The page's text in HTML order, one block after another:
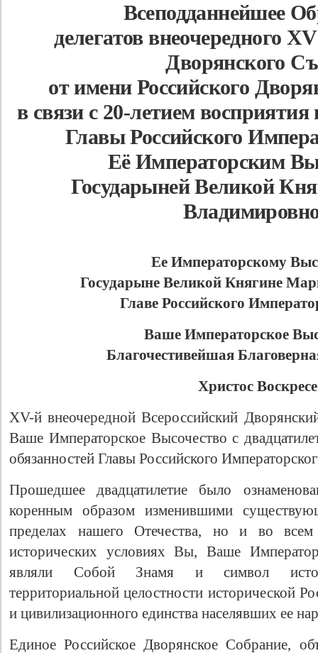
Всеподданнейшее
делегатов внеочередного
Дворянского
от имени Российского
в связи с 20-летием восприятия
Главы Российского
Её Императорским
Государыней Великой
Ее Императорскому
Государыне Великой Княгине
Главе Российского
Ваше Императорское
Благочестивейшая
Христос
XV-й внеочередной Всероссийский
Ваше Императорское Высочество с
обязанностей Главы Российского
Прошедшее двадцатилетие было
коренным образом изменившими
пределах нашего Отечества, но и во
исторических условиях Вы, Ваше
являли Собой Знамя и символ
территориальной целостности исторической
и цивилизационного единства населявших ее
Единое Российское Дворянское Собрание,